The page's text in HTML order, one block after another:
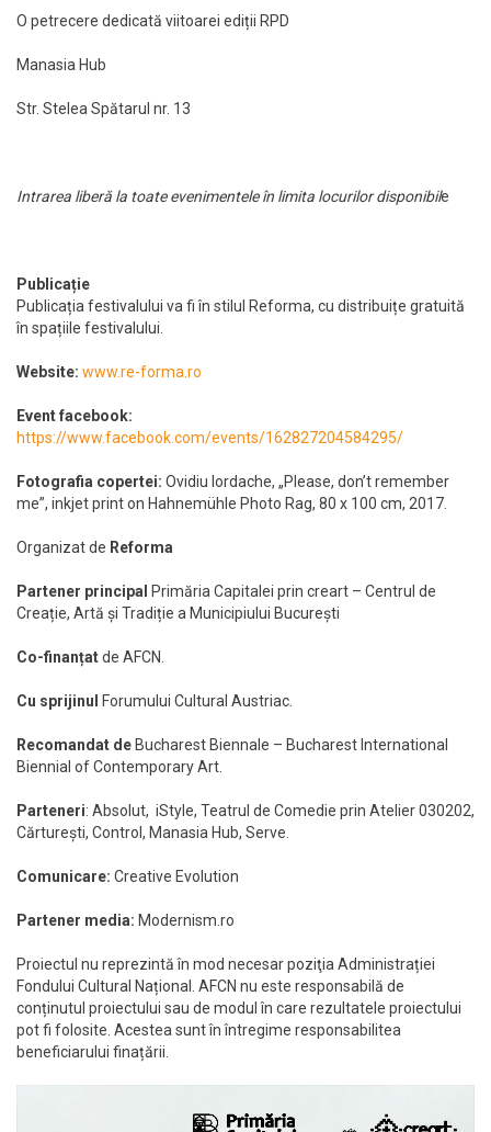
O petrecere dedicată viitoarei ediții RPD
Manasia Hub
Str. Stelea Spătarul nr. 13
Intrarea liberă la toate evenimentele în limita locurilor disponibile
Publicație
Publicația festivalului va fi în stilul Reforma, cu distribuițe gratuită
în spațiile festivalului.
Website: www.re-forma.ro
Event facebook:
https://www.facebook.com/events/162827204584295/
Fotografia copertei: Ovidiu Iordache, „Please, don’t remember
me”, inkjet print on Hahnemühle Photo Rag, 80 x 100 cm, 2017.
Organizat de Reforma
Partener principal
Primăria Capitalei prin creart – Centrul de
Creație, Artă și Tradiție a Municipiului București
Co-finanțatde AFCN.
Cu sprijinul Forumului Cultural Austriac.
Recomandat de Bucharest Biennale – Bucharest International
Biennial of Contemporary Art.
Parteneri: Absolut, iStyle, Teatrul de Comedie prin Atelier 030202,
Cărturești, Control, Manasia Hub, Serve.
Comunicare: Creative Evolution
Partener media: Modernism.ro
Proiectul nu reprezintă în mod necesar poziţia Administrației
Fondului Cultural Național. AFCN nu este responsabilă de
conținutul proiectului sau de modul în care rezultatele proiectului
pot fi folosite. Acestea sunt în întregime responsabilitea
beneficiarului finațării.